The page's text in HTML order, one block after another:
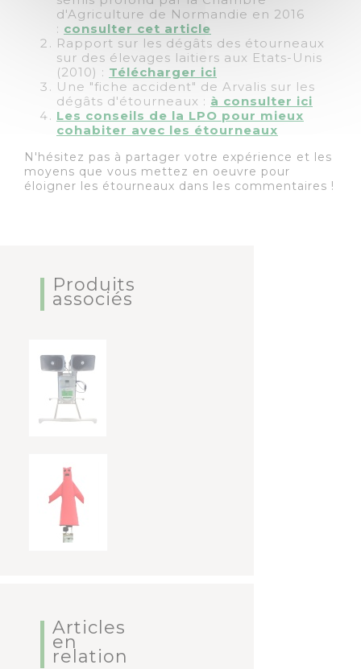
d'Agriculture de Normandie en 2016
: consulter cet article
Rapport sur les dégâts des étourneaux
sur des élevages laitiers aux Etats-Unis
(2010) : Télécharger ici
Une "fiche accident" de Arvalis sur les
dégâts d'étourneaux : à consulter ici
Les conseils de la LPO pour mieux
cohabiter avec les étourneaux
N'hésitez pas à partager votre expérience et les
moyens que vous mettez en oeuvre pour
éloigner les étourneaux dans les commentaires !
Produits
associés
Articles
en
relation